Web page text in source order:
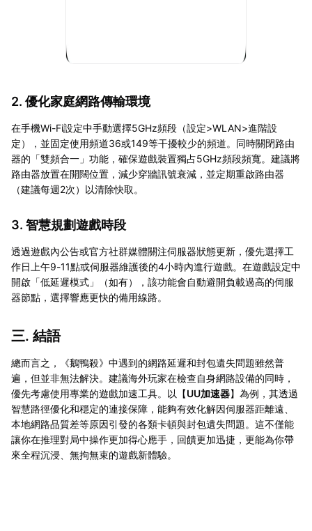
2. 優化家庭網路傳輸環境
在手機Wi-Fi設定中手動選擇5GHz頻段（設定>WLAN>進階設
定），並固定使用頻道36或149等干擾較少的頻道。同時關閉路由
器的「雙頻合一」功能，確保遊戲裝置獨占5GHz頻段頻寬。建議將
路由器放置在開闊位置，減少穿牆訊號衰減，並定期重啟路由器
（建議每週2次）以清除快取。
3. 智慧規劃遊戲時段
透過遊戲內公告或官方社群媒體關注伺服器狀態更新，優先選擇工
作日上午9-11點或伺服器維護後的4小時內進行遊戲。在遊戲設定中
開啟「低延遲模式」（如有），該功能會自動避開負載過高的伺服
器節點，選擇響應更快的備用線路。
三. 結語
總而言之，《鵝鴨殺》中遇到的網路延遲和封包遺失問題雖然普
遍，但並非無法解決。建議海外玩家在檢查自身網路設備的同時，
優先考慮使用專業的遊戲加速工具。以【UU加速器】為例，其透過
智慧路徑優化和穩定的連接保障，能夠有效化解因伺服器距離遠、
本地網路品質差等原因引發的各類卡頓與封包遺失問題。這不僅能
讓你在推理對局中操作更加得心應手，回饋更加迅捷，更能為你帶
來全程沉浸、無拘無束的遊戲新體驗。